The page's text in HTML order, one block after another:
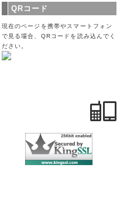
QRコード
現在のページを携帯やスマートフォン
で見る場合、QRコードを読み込んでく
ださい。